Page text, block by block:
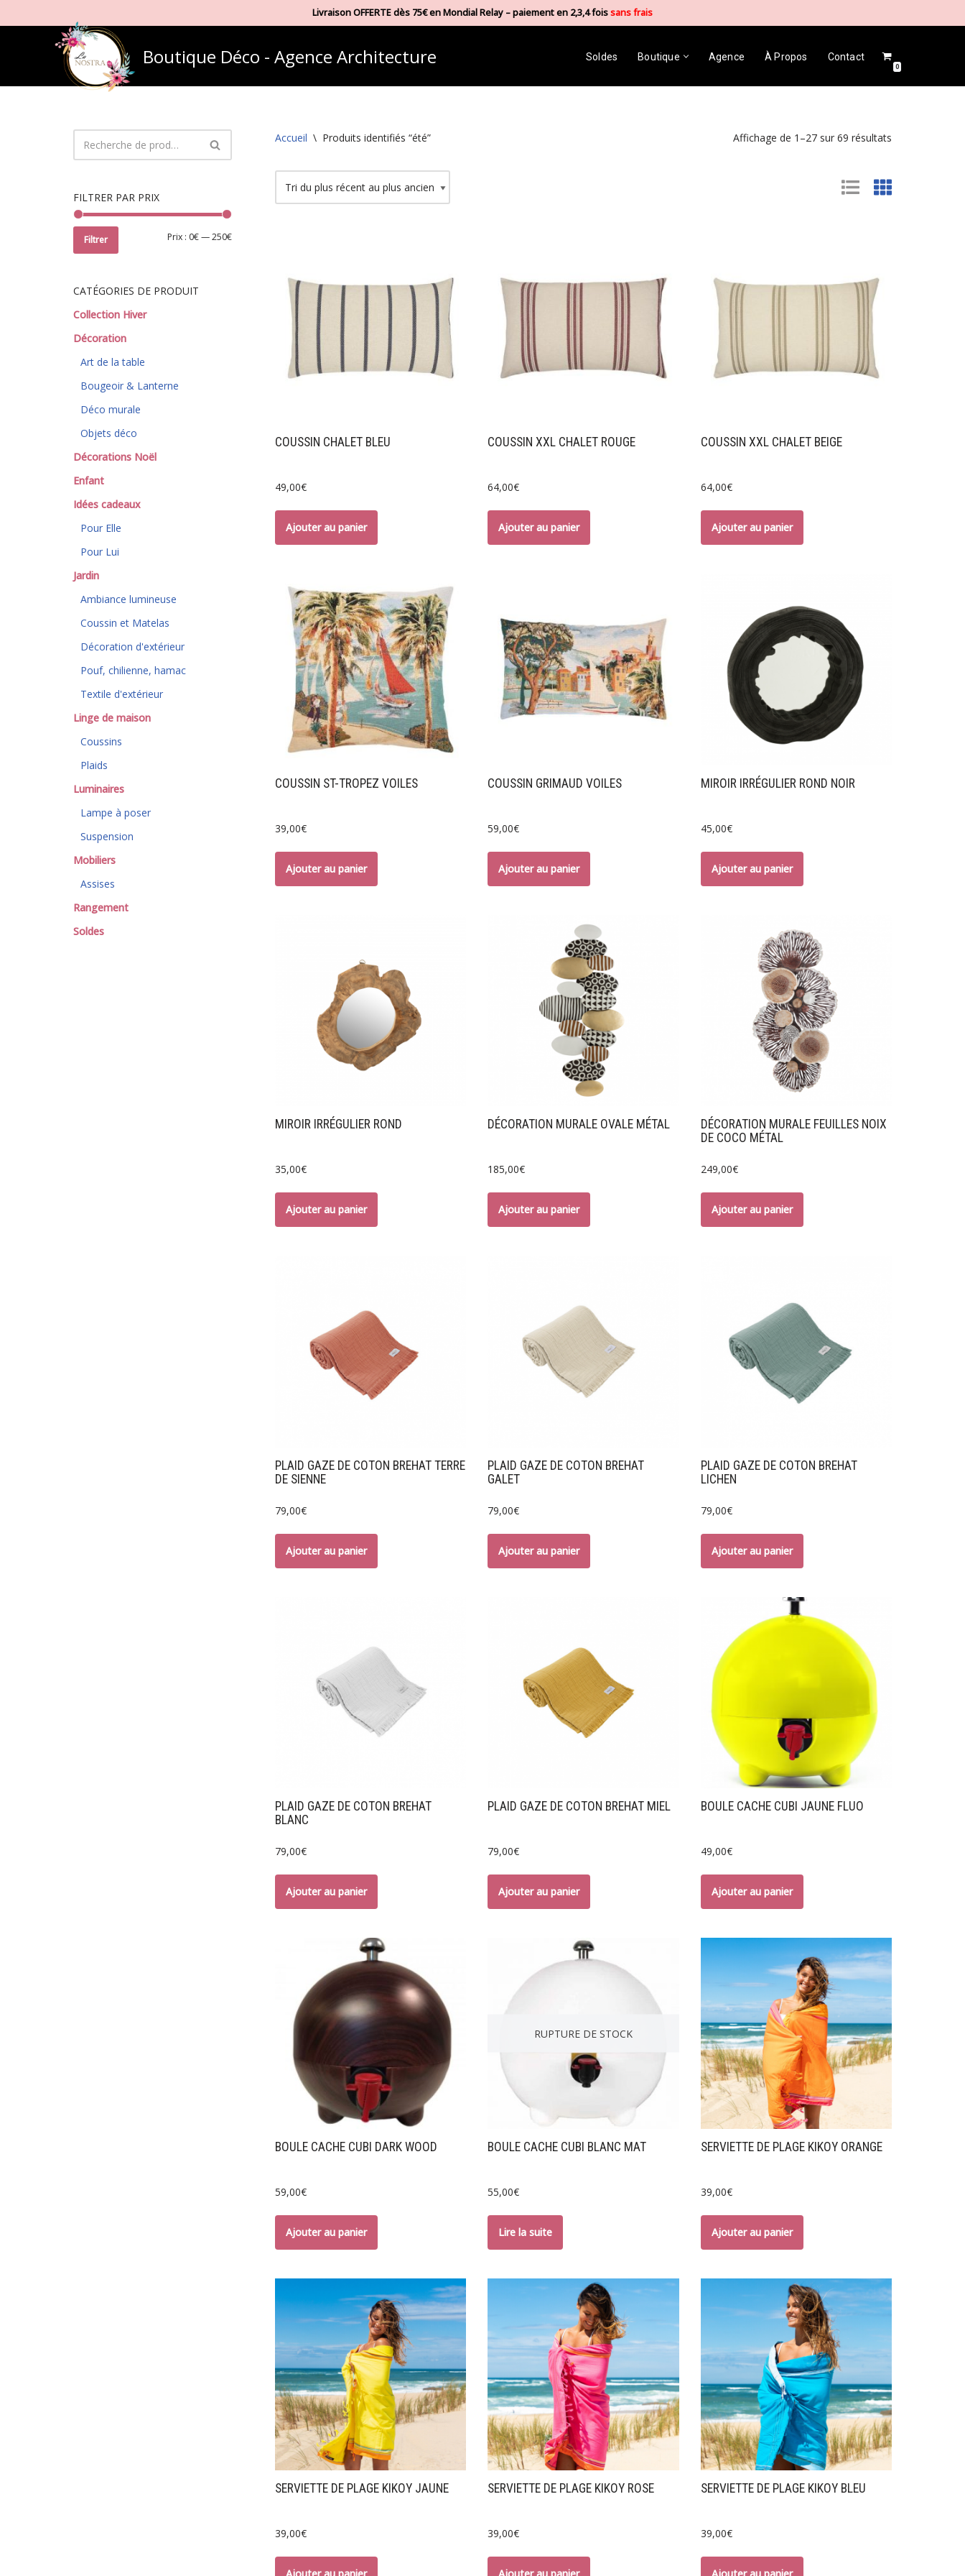
Livraison OFFERTE dès 75€ en Mondial Relay – paiement en 2,3,4 foissans frais
Boutique Déco - Agence Architecture Soldes Boutique Agence À Propos Contact
0
FILTRER PAR PRIX
Filtrer Prix : 0€—250€
CATÉGORIES DE PRODUIT
Collection Hiver
Décoration
Art de la table
Bougeoir & Lanterne
Déco murale
Objets déco
Décorations Noël
Enfant
Idées cadeaux
Pour Elle
Pour Lui
Jardin
Ambiance lumineuse
Coussin et Matelas
Décoration d'extérieur
Pouf, chilienne, hamac
Textile d'extérieur
Linge de maison
Coussins
Plaids
Luminaires
Lampe à poser
Suspension
Mobiliers
Assises
Rangement
Soldes
Accueil \ Produits identifiés “été” Affichage de 1–27 sur 69 résultats
COUSSIN CHALET BLEU
49,00€
Ajouter au panier
COUSSIN XXL CHALET ROUGE
64,00€
Ajouter au panier
COUSSIN XXL CHALET BEIGE
64,00€
Ajouter au panier
COUSSIN ST-TROPEZ VOILES
39,00€
Ajouter au panier
COUSSIN GRIMAUD VOILES
59,00€
Ajouter au panier
MIROIR IRRÉGULIER ROND NOIR
45,00€
Ajouter au panier
MIROIR IRRÉGULIER ROND
35,00€
Ajouter au panier
DÉCORATION MURALE OVALE MÉTAL
185,00€
Ajouter au panier
DÉCORATION MURALE FEUILLES NOIX
DE COCO MÉTAL
249,00€
Ajouter au panier
PLAID GAZE DE COTON BREHAT TERRE
DE SIENNE
79,00€
Ajouter au panier
PLAID GAZE DE COTON BREHAT
GALET
79,00€
Ajouter au panier
PLAID GAZE DE COTON BREHAT
LICHEN
79,00€
Ajouter au panier
PLAID GAZE DE COTON BREHAT
BLANC
79,00€
Ajouter au panier
PLAID GAZE DE COTON BREHAT MIEL
79,00€
Ajouter au panier
BOULE CACHE CUBI JAUNE FLUO
49,00€
Ajouter au panier
BOULE CACHE CUBI DARK WOOD
59,00€
Ajouter au panier
RUPTURE DE STOCK
BOULE CACHE CUBI BLANC MAT
55,00€
Lire la suite
SERVIETTE DE PLAGE KIKOY ORANGE
39,00€
Ajouter au panier
SERVIETTE DE PLAGE KIKOY JAUNE
39,00€
SERVIETTE DE PLAGE KIKOY ROSE
39,00€
SERVIETTE DE PLAGE KIKOY BLEU
39,00€